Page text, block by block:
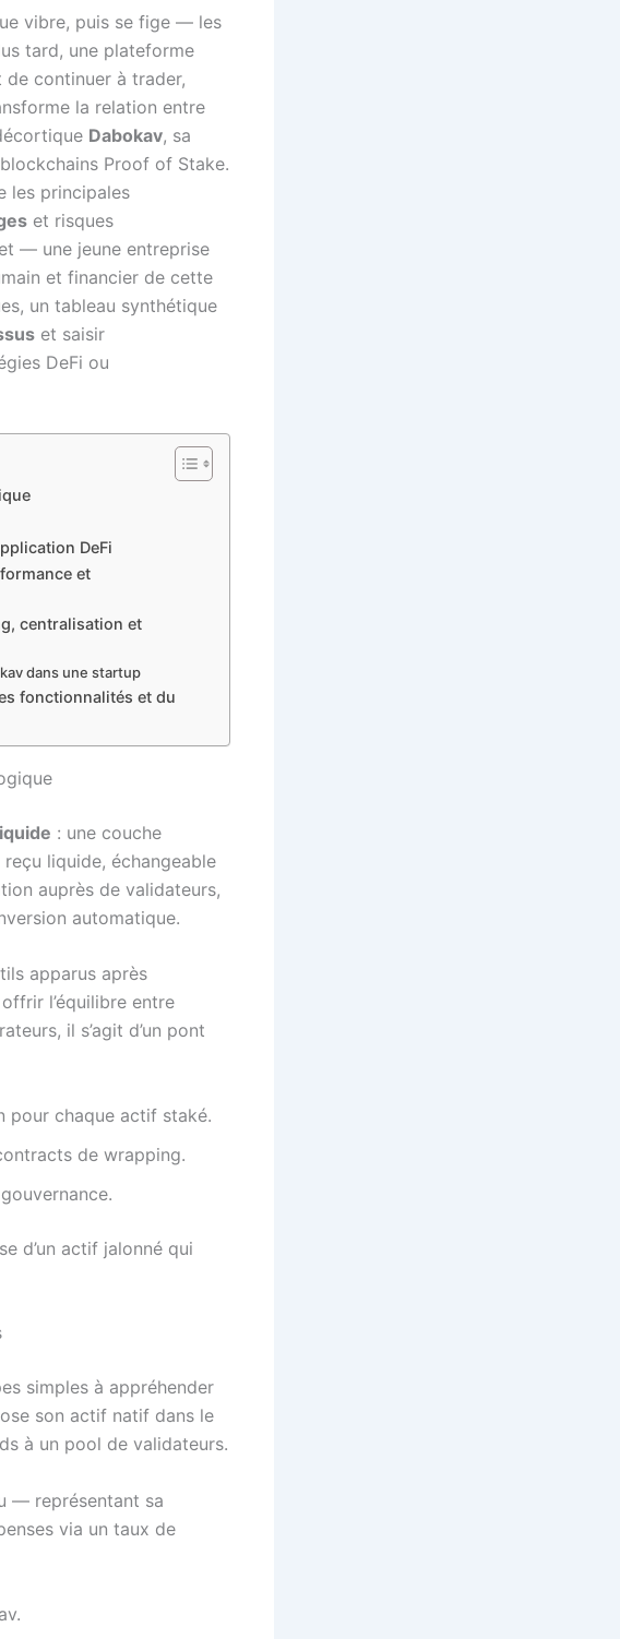
vibre, puis se fige — les
tard, une plateforme
continuer à trader,
la relation entre
Dabokav, sa
Proof of Stake.
les principales
et risques
— une jeune entreprise
et financier de cette
un tableau synthétique
et saisir
DeFi ou
DeFi
et
centralisation et
dans une startup
fonctionnalités et du
: une couche
liquide, échangeable
auprès de validateurs,
automatique.
apparus après
l’équilibre entre
il s’agit d’un pont
pour chaque actif staké.
de wrapping.
d’un actif jalonné qui
simples à appréhender
son actif natif dans le
à un pool de validateurs.
— représentant sa
via un taux de